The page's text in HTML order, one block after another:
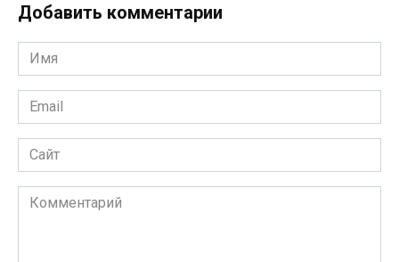
Добавить комментарии
Имя
*
Email
*
Сайт
Комментарий